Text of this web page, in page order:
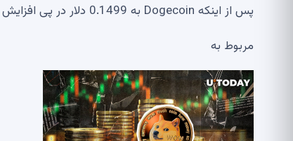
پس از اینکه Dogecoin به 0.1499 دلار در پی افزایش شدید قیمت رسید.
مربوط به